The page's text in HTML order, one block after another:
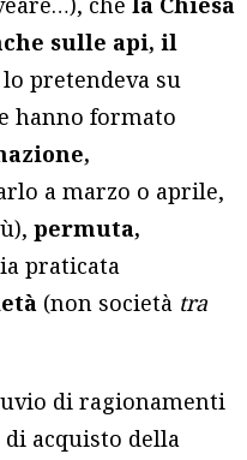
sulle api, il
pretendeva su
hanno formato
a marzo o aprile,
permuta,
praticata
(non società tra
di ragionamenti
acquisto della